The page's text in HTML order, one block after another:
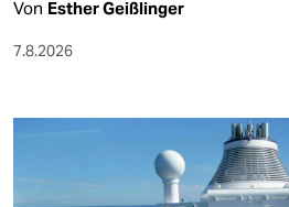
Von Esther Geißlinger
7.8.2026